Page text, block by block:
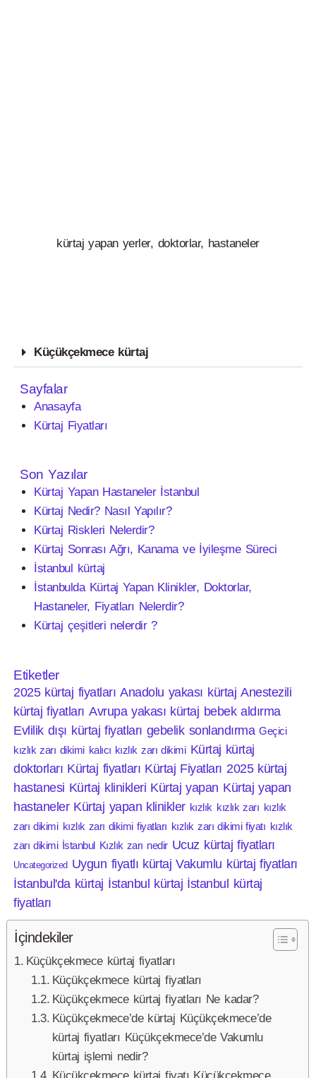
kürtaj yapan yerler, doktorlar, hastaneler
Küçükçekmece kürtaj
Sayfalar
Anasayfa
Kürtaj Fiyatları
Son Yazılar
Kürtaj Yapan Hastaneler İstanbul
Kürtaj Nedir? Nasıl Yapılır?
Kürtaj Riskleri Nelerdir?
Kürtaj Sonrası Ağrı, Kanama ve İyileşme Süreci
İstanbul kürtaj
İstanbulda Kürtaj Yapan Klinikler, Doktorlar,
Hastaneler, Fiyatları Nelerdir?
Kürtaj çeşitleri nelerdir ?
Etiketler
2025 kürtaj fiyatları Anadolu yakası kürtaj Anestezili
kürtaj fiyatları Avrupa yakası kürtaj bebek aldırma
Evlilik dışı kürtaj fiyatları gebelik sonlandırma Geçici
kızlık zarı dikimi kalıcı kızlık zarı dikimi Kürtaj kürtaj
doktorları Kürtaj fiyatları Kürtaj Fiyatları 2025 kürtaj
hastanesi Kürtaj klinikleri Kürtaj yapan Kürtaj yapan
hastaneler Kürtaj yapan klinikler kızlık kızlık zarı kızlık
zarı dikimi kızlık zarı dikimi fiyatları kızlık zarı dikimi fiyatı kızlık
zarı dikimi İstanbul Kızlık zarı nedir Ucuz kürtaj fiyatları
Uncategorized Uygun fiyatlı kürtaj Vakumlu kürtaj fiyatları
İstanbul'da kürtaj İstanbul kürtaj İstanbul kürtaj
fiyatları
İçindekiler
Küçükçekmece kürtaj fiyatları
Küçükçekmece kürtaj fiyatları
Küçükçekmece kürtaj fiyatları Ne kadar?
Küçükçekmece’de kürtaj Küçükçekmece’de
kürtaj fiyatları Küçükçekmece’de Vakumlu
kürtaj işlemi nedir?
Küçükçekmece kürtaj fiyatı Küçükçekmece,